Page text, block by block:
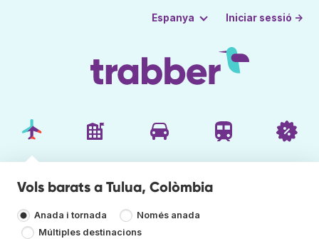
Espanya Iniciar sessió →
Vols barats a Tulua, Colòmbia
Anada i tornada
Només anada
Múltiples destinacions